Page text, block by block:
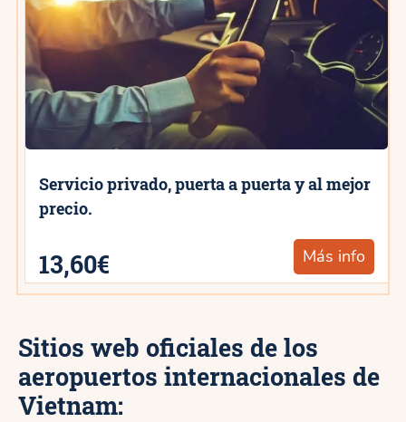
Servicio privado, puerta a puerta y al mejor
precio.
13,60€ Más info
Sitios web oficiales de los
aeropuertos internacionales de
Vietnam: